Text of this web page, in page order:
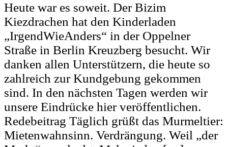
Heute war es soweit. Der Bizim
Kiezdrachen hat den Kinderladen
„IrgendWieAnders“ in der Oppelner
Straße in Berlin Kreuzberg besucht. Wir
danken allen Unterstützern, die heute so
zahlreich zur Kundgebung gekommen
sind. In den nächsten Tagen werden wir
unsere Eindrücke hier veröffentlichen.
Redebeitrag Täglich grüßt das Murmeltier:
Mietenwahnsinn. Verdrängung. Weil „der